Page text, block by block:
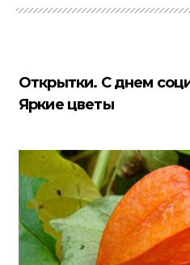
Открытки. С днем
Яркие цветы